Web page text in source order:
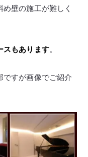
壁の施工が難しく
スもあります。
ですが画像でご紹介